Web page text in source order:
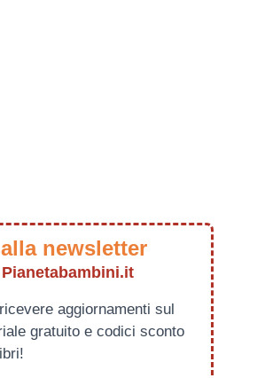
newsletter
aggiornamenti sul
gratuito e codici sconto